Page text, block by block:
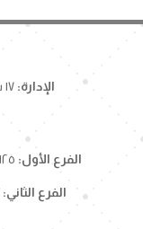
الإدارة:
الفرع الأول:
الفرع الثاني: